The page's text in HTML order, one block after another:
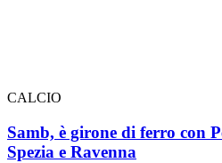
CALCIO
Samb, è girone di ferro con
Spezia e Ravenna